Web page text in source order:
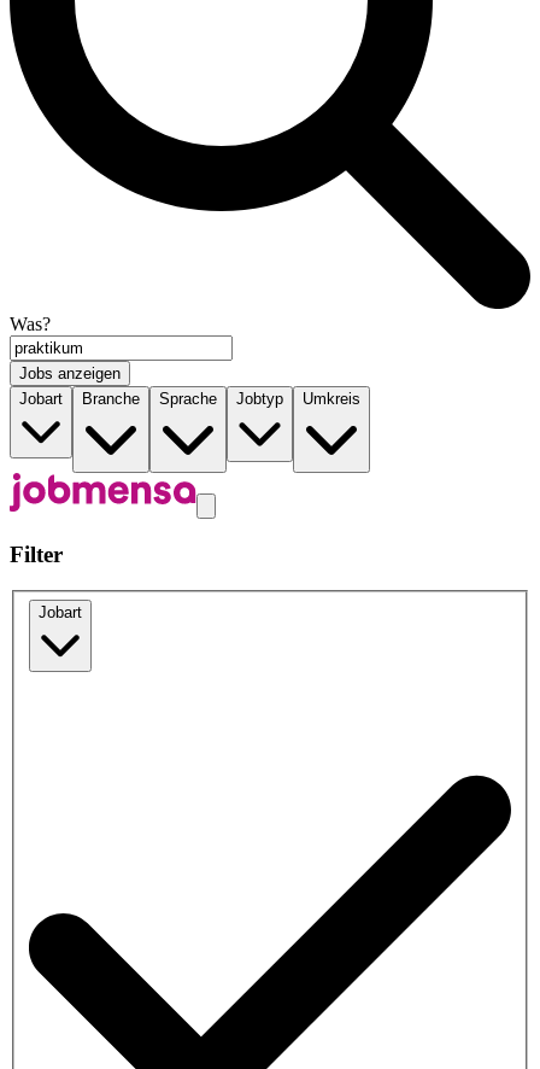
Was?
Jobs anzeigen
Jobart
Branche Sprache Jobtyp Umkreis
Filter
Jobart